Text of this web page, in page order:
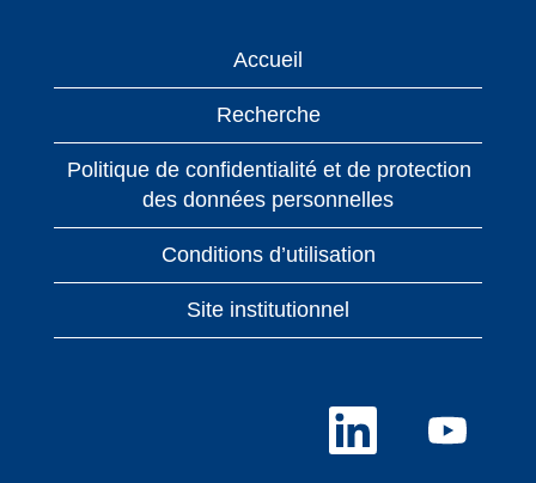
Accueil
Recherche
Politique de confidentialité et de protection
des données personnelles
Conditions d’utilisation
Site institutionnel
S
o
S